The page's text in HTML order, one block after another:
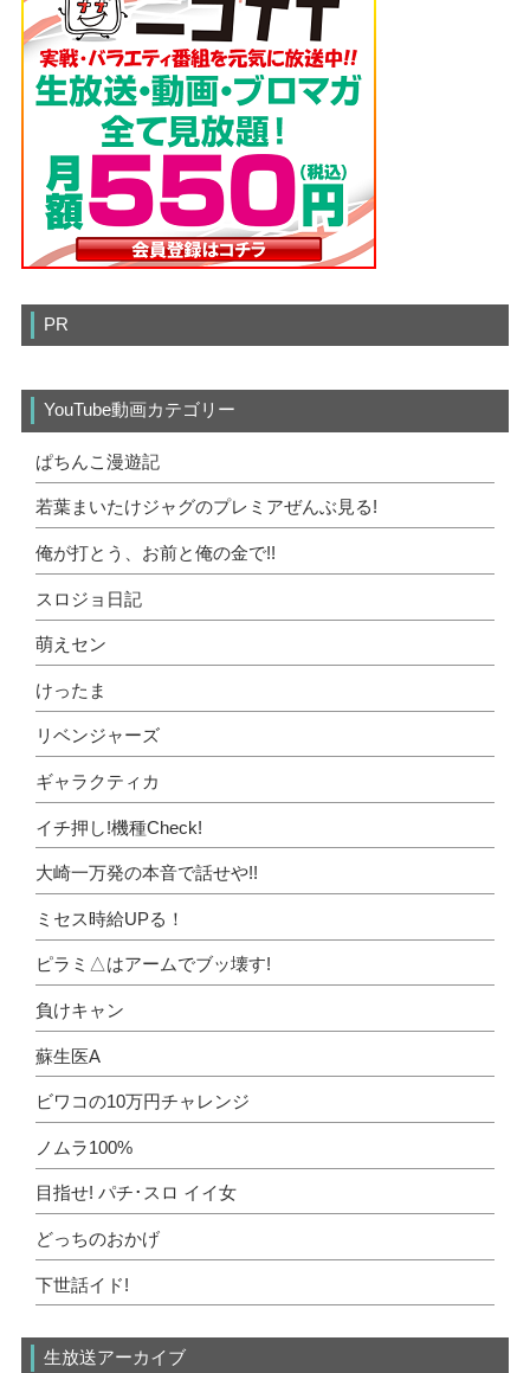
PR
YouTube動画カテゴリー
ぱちんこ漫遊記
若葉まいたけジャグのプレミアぜんぶ見る!
俺が打とう、お前と俺の金で!!
スロジョ日記
萌えセン
けったま
リベンジャーズ
ギャラクティカ
イチ押し!機種Check!
大崎一万発の本音で話せや!!
ミセス時給UPる！
ピラミ△はアームでブッ壊す!
負けキャン
蘇生医A
ビワコの10万円チャレンジ
ノムラ100%
目指せ! パチ･スロ イイ女
どっちのおかげ
下世話イド!
生放送アーカイブ